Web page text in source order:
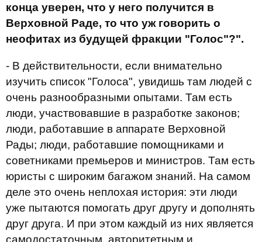
конца уверен, что у него получится в
Верховной Раде, то что уж говорить о
неофитах из будущей фракции "Голос"?".
- В действительности, если внимательно
изучить список "Голоса", увидишь там людей с
очень разнообразными опытами. Там есть
люди, участвовавшие в разработке законов;
люди, работавшие в аппарате Верховной
Рады; люди, работавшие помощниками и
советниками премьеров и министров. Там есть
юристы с широким багажом знаний. На самом
деле это очень неплохая история: эти люди
уже пытаются помогать друг другу и дополнять
друг друга. И при этом каждый из них является
самодостаточным, авторитетным и